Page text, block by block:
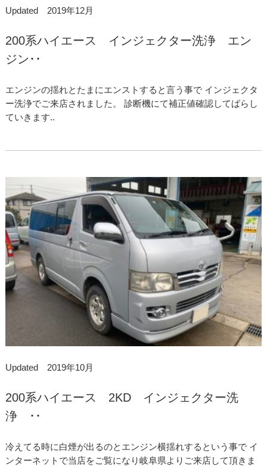
Updated 2019年12月
200系ハイエース インジェクター洗浄 エン
ジン･･
エンジンの揺れとたまにエンストすると言う事で インジェクタ
ー洗浄でご来店されました。 診断機にて補正値確認してばらし
ていきます..
Updated 2019年10月
200系ハイエース 2KD インジェクター洗
浄 ･･
冷えてる時に白煙が出るのとエンジン横揺れするという事で イ
ンターネットで当店をご覧になり岐阜県よりご来店して頂きま